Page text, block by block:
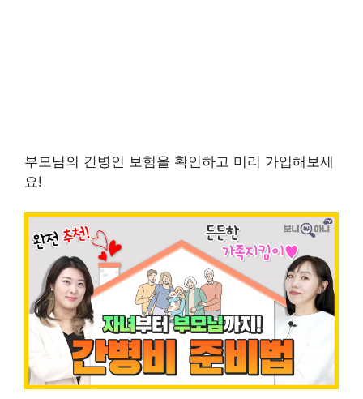
부모님의 간병인 보험을 확인하고 미리 가입해보세
요!